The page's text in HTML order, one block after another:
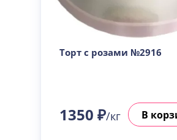
Торт с розами №2916
1350 ₽/кг В